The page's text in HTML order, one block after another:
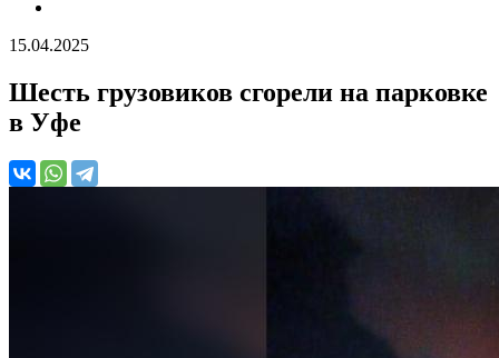
15.04.2025
Шесть грузовиков сгорели на парковке
в Уфе